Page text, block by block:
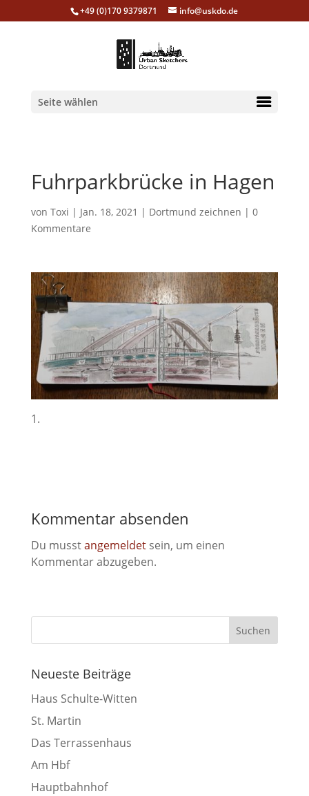
+49 (0)170 9379871 info@uskdo.de
Seite wählen
Fuhrparkbrücke in Hagen
von Toxi | Jan. 18, 2021 | Dortmund zeichnen | 0
Kommentare
Kommentar absenden
Du musstangemeldetsein, um einen
Kommentar abzugeben.
Neueste Beiträge
Haus Schulte-Witten
St. Martin
Das Terrassenhaus
Am Hbf
Hauptbahnhof